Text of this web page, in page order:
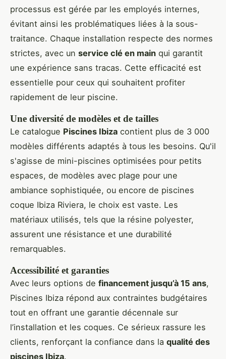
processus est gérée par les employés internes,
évitant ainsi les problématiques liées à la sous-
traitance. Chaque installation respecte des normes
strictes, avec un service clé en main qui garantit
une expérience sans tracas. Cette efficacité est
essentielle pour ceux qui souhaitent profiter
rapidement de leur piscine.
Une diversité de modèles et de tailles
Le catalogue Piscines Ibiza contient plus de 3 000
modèles différents adaptés à tous les besoins. Qu'il
s'agisse de mini-piscines optimisées pour petits
espaces, de modèles avec plage pour une
ambiance sophistiquée, ou encore de piscines
coque Ibiza Riviera, le choix est vaste. Les
matériaux utilisés, tels que la résine polyester,
assurent une résistance et une durabilité
remarquables.
Accessibilité et garanties
Avec leurs options de financement jusqu’à 15 ans,
Piscines Ibiza répond aux contraintes budgétaires
tout en offrant une garantie décennale sur
l’installation et les coques. Ce sérieux rassure les
clients, renforçant la confiance dans la qualité des
piscines Ibiza.